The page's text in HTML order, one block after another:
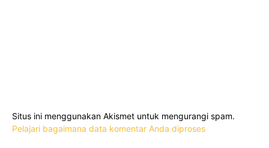
Situs ini menggunakan Akismet untuk mengurangi spam.
Pelajari bagaimana data komentar Anda diproses